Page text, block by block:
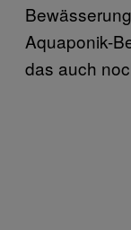
Aquaponik-
das auch